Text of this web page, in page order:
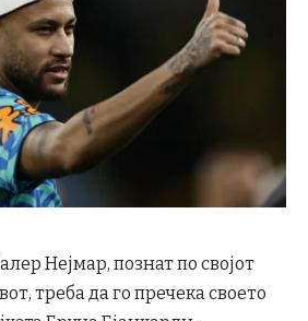
Нејмар, познат по својот
треба да го пречека своето